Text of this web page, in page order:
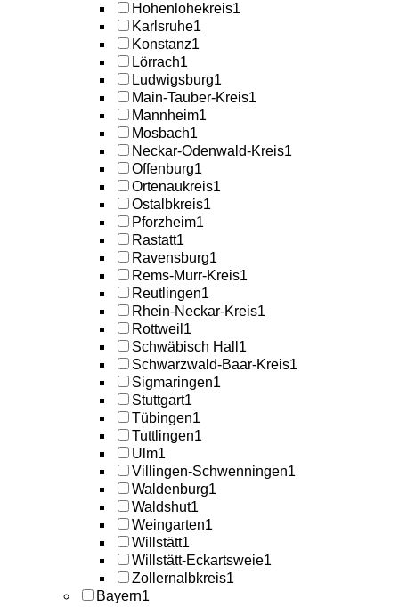
Hohenlohekreis1
Karlsruhe1
Konstanz1
Lörrach1
Ludwigsburg1
Main-Tauber-Kreis1
Mannheim1
Mosbach1
Neckar-Odenwald-Kreis1
Offenburg1
Ortenaukreis1
Ostalbkreis1
Pforzheim1
Rastatt1
Ravensburg1
Rems-Murr-Kreis1
Reutlingen1
Rhein-Neckar-Kreis1
Rottweil 1
Schwäbisch Hall 1
Schwarzwald-Baar-Kreis1
Sigmaringen1
Stuttgart1
Tübingen1
Tuttlingen1
Ulm1
Villingen-Schwenningen1
Waldenburg1
Waldshut1
Weingarten1
Willstätt1
Willstätt-Eckartsweie1
Zollernalbkreis1
Bayern1